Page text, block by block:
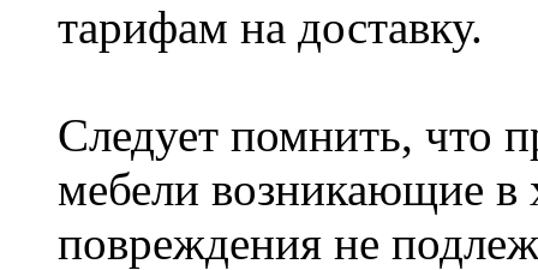
тарифам на доставку.
Следует помнить, что
мебели возникающие в
повреждения не